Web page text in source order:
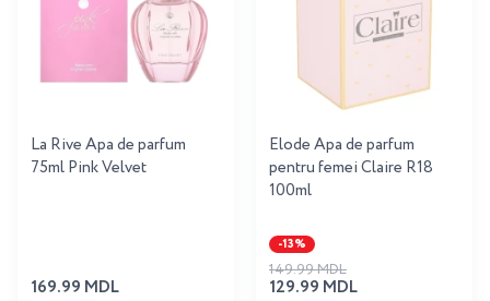
La Rive Apa de parfum
75ml Pink Velvet
169.99 MDL
Elode Apa de parfum
pentru femei Claire R18
100ml
-13%
129.99 MDL
149.99 MDL